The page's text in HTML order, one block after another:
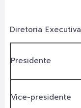
Diretoria Executiva
Presidente
Vice-presidente